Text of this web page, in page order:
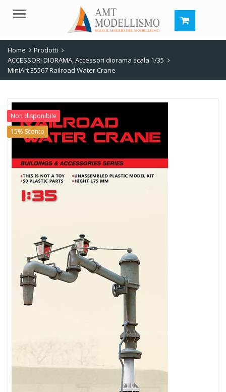
Menu
Home
Prodotti
ACCESSORI DIORAMA,Accessori diorama scala 1/35
MiniArt 35567 Railroad Water Crane
Non disponibile
15% Sconto